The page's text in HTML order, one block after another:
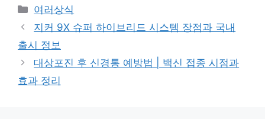
카
테
고
리
여러상식
지커 9X 슈퍼 하이브리드 시스템 장점과 국내
출시 정보
대상포진 후 신경통 예방법 | 백신 접종 시점과
효과 정리